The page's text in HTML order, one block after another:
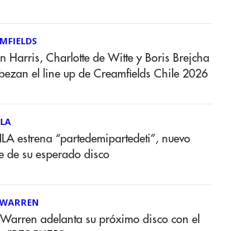
Harris, Charlotte de Witte y Boris Brejcha
el line up de Creamfields Chile 2026
estrena “partedemipartedeti”, nuevo
de su esperado disco
adelanta su próximo disco con el